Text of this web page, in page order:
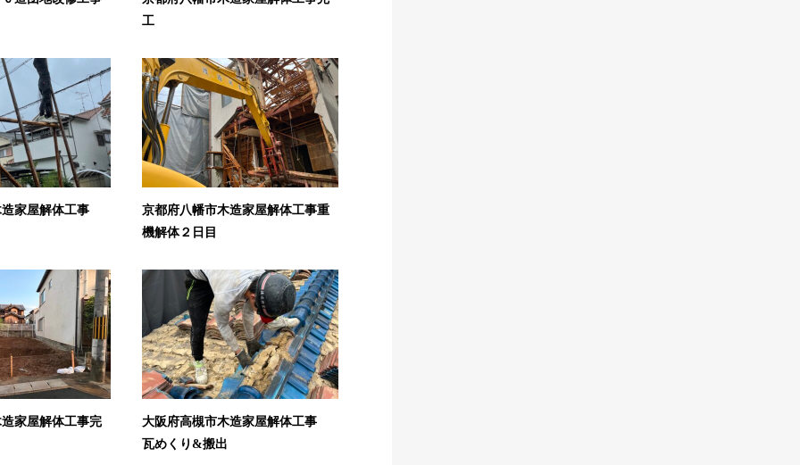
工
造家屋解体工事
京都府八幡市木造家屋解体工事重
機解体２日目
家屋解体工事完
大阪府高槻市木造家屋解体工事
瓦めくり&搬出